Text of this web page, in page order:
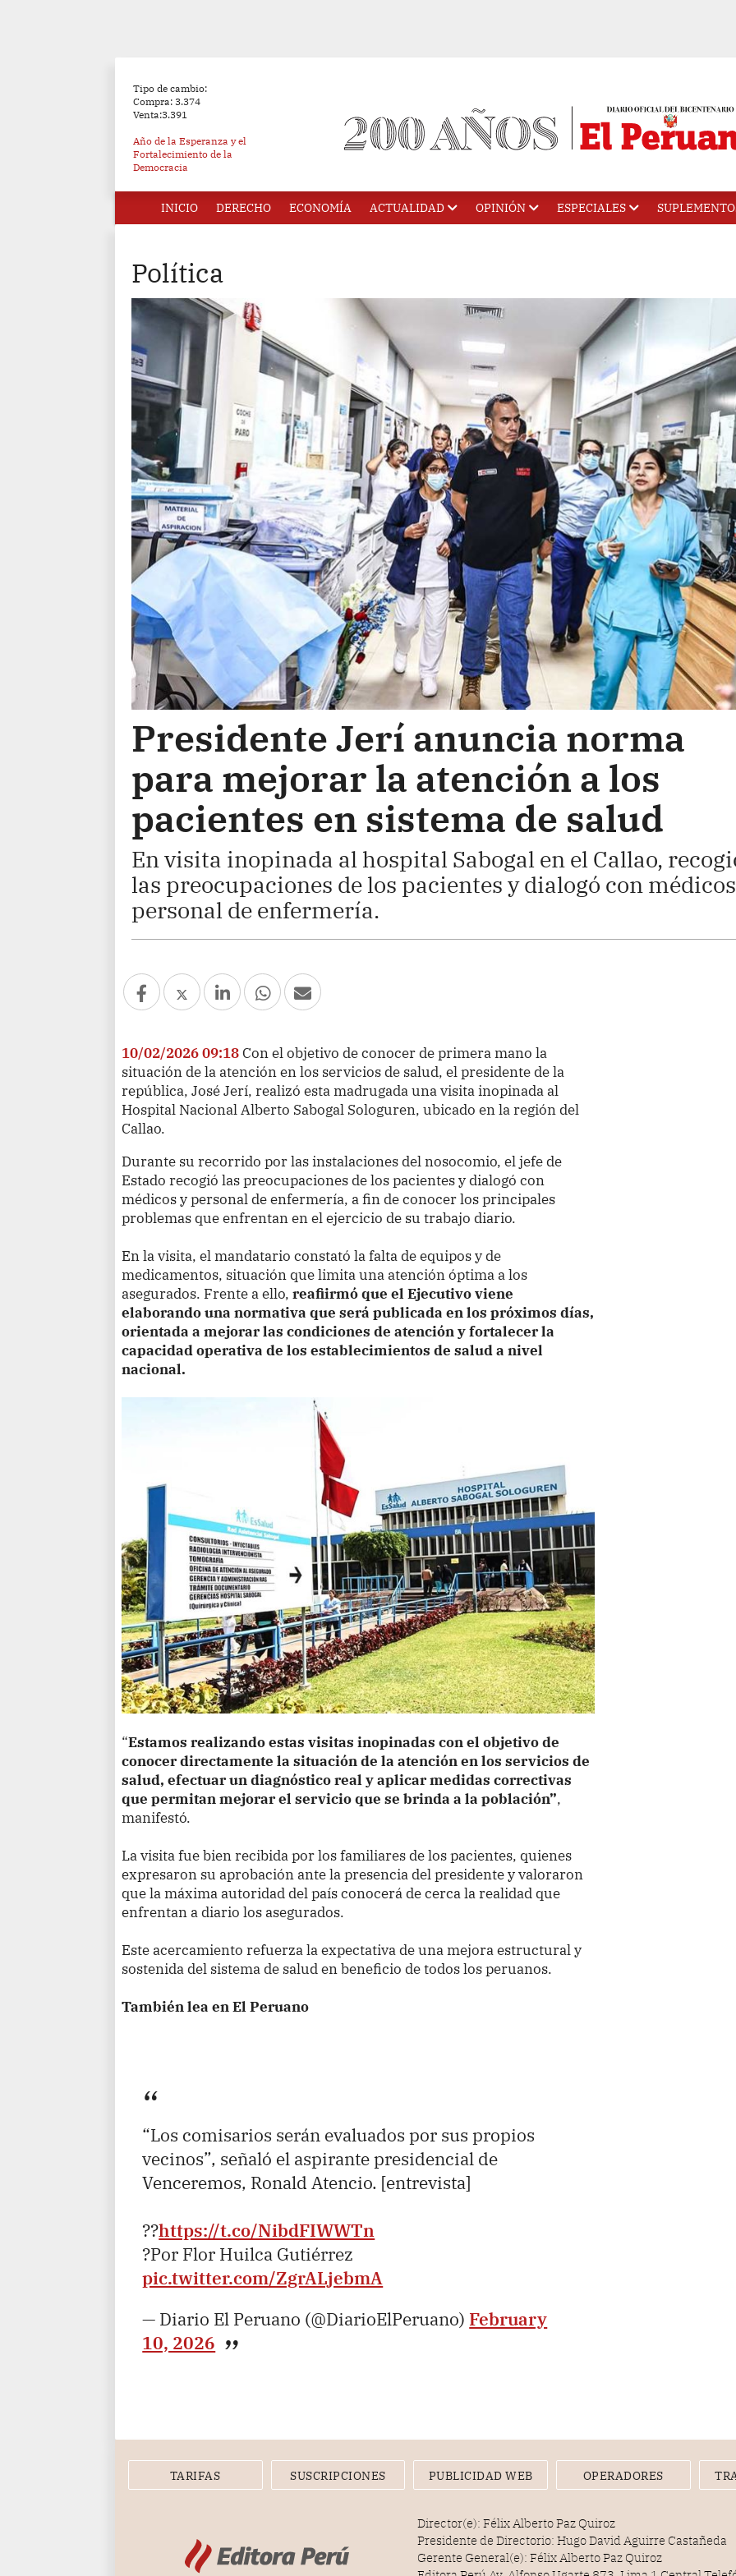
Tipo de cambio:
Compra: 3.374
Venta:3.391
Año de la Esperanza y el
Fortalecimiento de la
Democracia
INICIO DERECHO ECONOMÍA ACTUALIDAD OPINIÓN ESPECIALES
Política
Presidente Jerí anuncia norma
para mejorar la atención a los
pacientes en sistema de salud
En visita inopinada al hospital Sabogal en el Callao,
las preocupaciones de los pacientes y dialogó con
personal de enfermería.
10/02/2026 09:18Con el objetivo de conocer de primera mano la
situación de la atención en los servicios de salud, el presidente de la
república, José Jerí, realizó esta madrugada una visita inopinada al
Hospital Nacional Alberto Sabogal Sologuren, ubicado en la región del
Callao.
Durante su recorrido por las instalaciones del nosocomio, el jefe de
Estado recogió las preocupaciones de los pacientes y dialogó con
médicos y personal de enfermería, a fin de conocer los principales
problemas que enfrentan en el ejercicio de su trabajo diario.
En la visita, el mandatario constató la falta de equipos y de
medicamentos, situación que limita una atención óptima a los
asegurados. Frente a ello,reafiirmó que el Ejecutivo viene
elaborando una normativa que será publicada en los próximos días,
orientada a mejorar las condiciones de atención y fortalecer la
capacidad operativa de los establecimientos de salud a nivel
nacional.
“Estamos realizando estas visitas inopinadas con el objetivo de
conocer directamente la situación de la atención en los servicios de
salud, efectuar un diagnóstico real y aplicar medidas correctivas
que permitan mejorar el servicio que se brinda a la población”,
manifestó.
La visita fue bien recibida por los familiares de los pacientes, quienes
expresaron su aprobación ante la presencia del presidente y valoraron
que la máxima autoridad del país conocerá de cerca la realidad que
enfrentan a diario los asegurados.
Este acercamiento refuerza la expectativa de una mejora estructural y
sostenida del sistema de salud en beneficio de todos los peruanos.
También lea en El Peruano
“Los comisarios serán evaluados por sus propios
vecinos”, señaló el aspirante presidencial de
Venceremos, Ronald Atencio. [entrevista]
??https://t.co/NibdFIWWTn
?Por Flor Huilca Gutiérrez
pic.twitter.com/ZgrALjebmA
— Diario El Peruano (@DiarioElPeruano) February
10, 2026
TARIFAS SUSCRIPCIONES PUBLICIDAD WEB OPERADORES
Director(e): Félix Alberto Paz Quiroz
Presidente de Directorio: Hugo David Aguirre Castañeda
Gerente General(e): Félix Alberto Paz Quiroz